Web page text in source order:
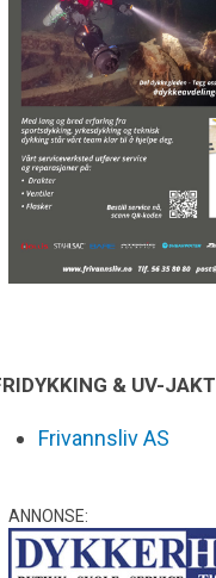
& UV-JAKT
Frivannsliv AS
ANNONSE: